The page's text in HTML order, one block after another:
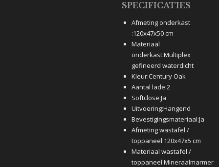
SPECIFICATIES
Afmeting onderkast
:120x47x50 cm
Materiaal
onderkast:Multiplex
gefineerd waterdicht
Kleur:Century Oak
Aantal lade:2
Softclose:Ja
Uitvoering:Hangend
Bevestigingsmateriaal:Ja
Afmeting wastafel /
toppaneel:120x47x5 cm
Materiaal wastafel /
toppaneel:Mineraalmarmer